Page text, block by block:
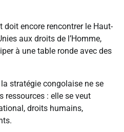
doit encore rencontrer le Haut-
aux droits de l’Homme,
à une table ronde avec des
stratégie congolaise ne se
ressources : elle se veut
droits humains,